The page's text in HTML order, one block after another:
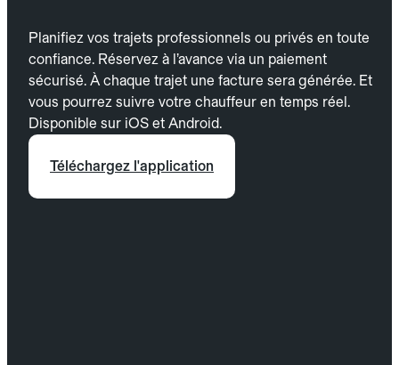
Planifiez vos trajets professionnels ou privés en toute
confiance. Réservez à l’avance via un paiement
sécurisé. À chaque trajet une facture sera générée. Et
vous pourrez suivre votre chauffeur en temps réel.
Disponible sur iOS et Android.
Téléchargez l'application